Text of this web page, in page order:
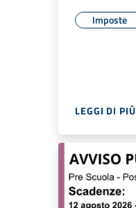
Imposte
LEGGI DI PIÙ